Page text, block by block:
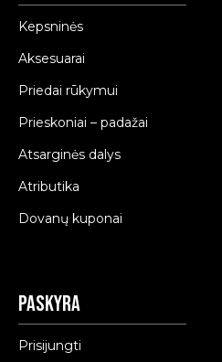
Kepsninės
Aksesuarai
Priedai rūkymui
Prieskoniai – padažai
Atsarginės dalys
Atributika
Dovanų kuponai
Paskyra
Prisijungti